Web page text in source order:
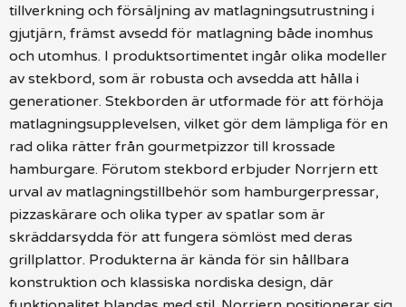
tillverkning och försäljning av matlagningsutrustning i
gjutjärn, främst avsedd för matlagning både inomhus
och utomhus. I produktsortimentet ingår olika modeller
av stekbord, som är robusta och avsedda att hålla i
generationer. Stekborden är utformade för att förhöja
matlagningsupplevelsen, vilket gör dem lämpliga för en
rad olika rätter från gourmetpizzor till krossade
hamburgare. Förutom stekbord erbjuder Norrjern ett
urval av matlagningstillbehör som hamburgerpressar,
pizzaskärare och olika typer av spatlar som är
skräddarsydda för att fungera sömlöst med deras
grillplattor. Produkterna är kända för sin hållbara
konstruktion och klassiska nordiska design, där